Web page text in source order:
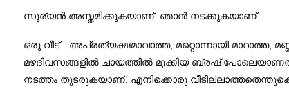
സൂര്യൻ അസ്തമിക്കുകയാണ്‌. ഞാൻ നടക്കുകയാണ്‌.
ഒരു വീട്…അപ്രത്യക്ഷമാവാത്ത, മറ്റൊന്നായി മാറാത്ത,
മഴദിവസങ്ങളിൽ ചായത്തിൽ മുക്കിയ ബ്രഷ്
നടത്തം തുടരുകയാണ്‌. എനിക്കൊരു